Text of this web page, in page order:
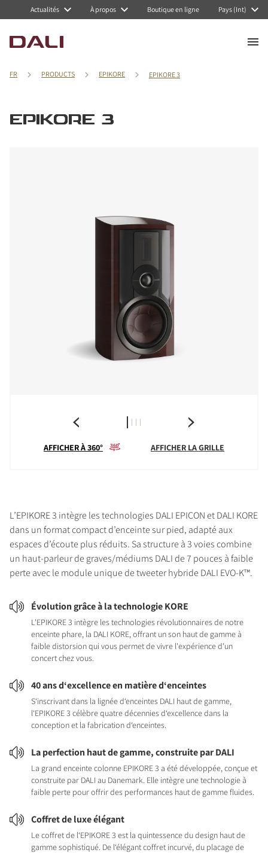
Actualités À propos Boutique en ligne Pays (Int)
FR PRODUCTS EPIKORE EPIKORE 3
EPIKORE 3
AFFICHER À 360° AFFICHER LA GRILLE
L’EPIKORE 3 intègre les technologies DALI EPICON et DALI KORE
dans un format compact d’enceinte sur pied, adapté aux
espaces d’écoute plus réduits. Sa structure à 3 voies combine
un haut-parleur de graves/médiums DALI de 7 pouces à faible
perte avec le module unique de tweeter hybride DALI EVO-K™.
Évolution grâce à la technologie KORE
L'EPIKORE 3 intègre les technologies révolutionnaires de notre
enceinte phare, la DALI KORE, offrant un son haut de gamme à
faible distorsion qui vous permet de vivre l'expérience d'un
concert chez vous.
40 ans d‘excellence en matière d‘enceintes
S‘inscrivant dans la lignée d‘enceintes DALI haut de gamme,
l‘EPIKORE 3 célèbre quatre décennies d‘excellence dans la
conception et la fabrication d‘enceintes.
La perfection haut de gamme, construite par DALI
La grand enceinte colonne EPIKORE 3 a été développée, conçue et
construite par DALI au Danemark. Elle intègre une technologie à
faible perte pour offrir des performances haut de gamme fluides.
Coffret de luxe élégant
Le coffret de l‘EPIKORE 3 est la quintessence du design haut de
gamme sophistiqué. De l‘élégant coffret incurvé, du placage de